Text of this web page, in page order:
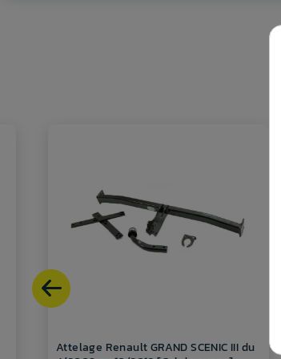
Attelage Renault GRAND SCENIC III du